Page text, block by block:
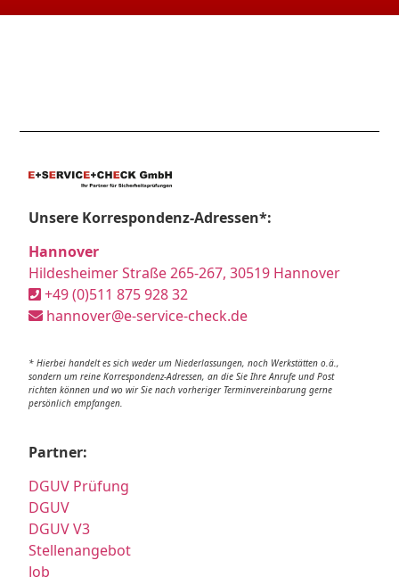
Unsere Korrespondenz-Adressen*:
Hannover
Hildesheimer Straße 265-267, 30519 Hannover
+49 (0)511 875 928 32
hannover@e-service-check.de
* Hierbei handelt es sich weder um Niederlassungen, noch Werkstätten o.ä.,
sondern um reine Korrespondenz-Adressen, an die Sie Ihre Anrufe und Post
richten können und wo wir Sie nach vorheriger Terminvereinbarung gerne
persönlich empfangen.
Partner:
DGUV Prüfung
DGUV
DGUV V3
Stellenangebot
Job